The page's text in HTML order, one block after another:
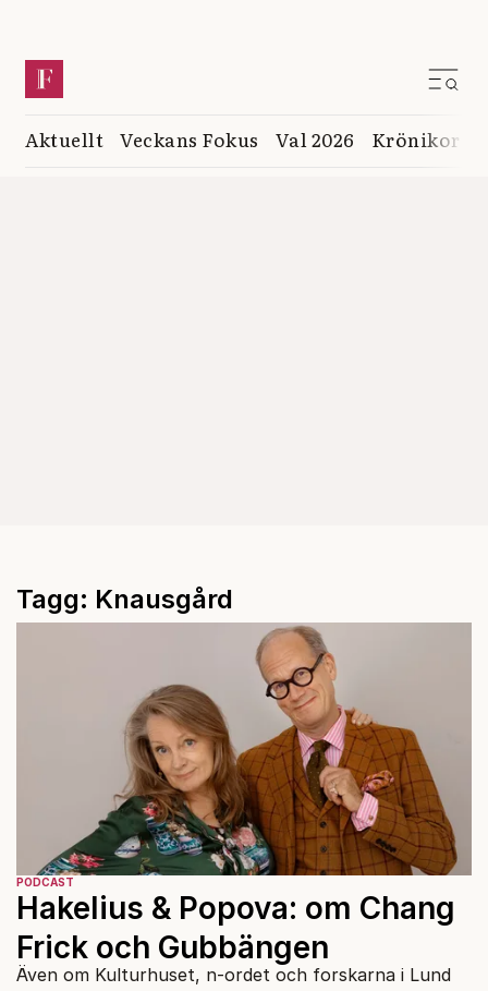
Aktuellt Veckans Fokus Val 2026 Krönikor
Tagg: Knausgård
PODCAST
Hakelius & Popova: om Chang
Frick och Gubbängen
Även om Kulturhuset, n-ordet och forskarna i Lund